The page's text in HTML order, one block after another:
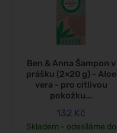
Ben & Anna Šampon v
prášku (2×20 g) - Aloe
vera - pro citlivou
pokožku...
132 Kč
Skladem - odesíláme do